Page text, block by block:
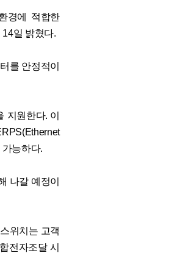
경에 적합한
일 밝혔다.
를 안정적이
지원한다. 이
능하다.
나갈 예정이
위치는 고객
전자조달 시